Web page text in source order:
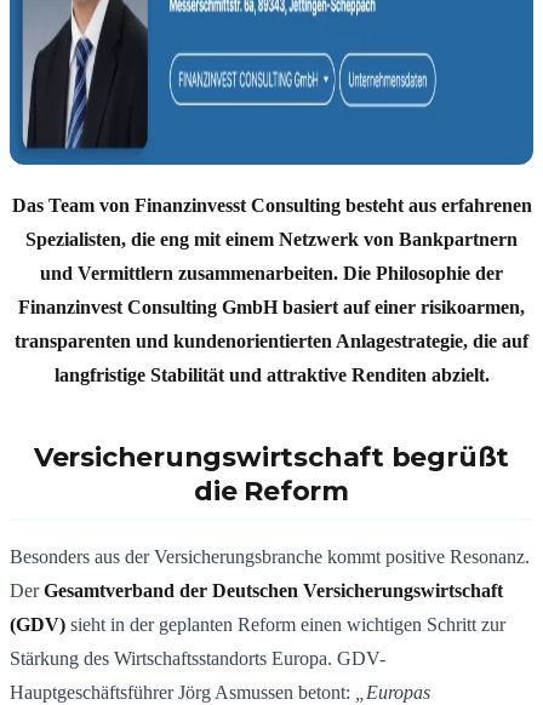
Das Team von Finanzinvesst Consulting besteht aus erfahrenen
Spezialisten, die eng mit einem Netzwerk von Bankpartnern
und Vermittlern zusammenarbeiten. Die Philosophie der
Finanzinvest Consulting GmbH basiert auf einer risikoarmen,
transparenten und kundenorientierten Anlagestrategie, die auf
langfristige Stabilität und attraktive Renditen abzielt.
Versicherungswirtschaft begrüßt
die Reform
Besonders aus der Versicherungsbranche kommt positive Resonanz.
DerGesamtverband der Deutschen Versicherungswirtschaft
(GDV) sieht in der geplanten Reform einen wichtigen Schritt zur
Stärkung des Wirtschaftsstandorts Europa. GDV-
Hauptgeschäftsführer Jörg Asmussen betont:
„Europas